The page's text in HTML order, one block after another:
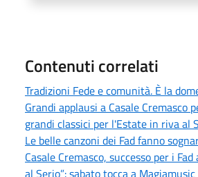
Contenuti correlati
Tradizioni Fede e comunità. È la
Grandi applausi a Casale Cremasco
grandi classici per l'Estate in riva al
Le belle canzoni dei Fad fanno
Casale Cremasco, successo per i
al Serio”: sabato tocca a Magiamusic